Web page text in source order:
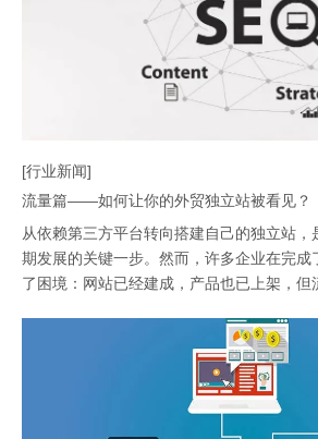
[行业新闻]
流量篇——如何让你的外贸独立站被看见？
从依赖第三方平台转向搭建自己的独立站，
期发展的关键一步。然而，许多企业在完成
了困境：网站已经建成，产品也已上架，但